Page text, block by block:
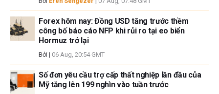
Forex hôm nay: Đồng USD tăng trước thềm
công bố báo cáo NFP khi rủi ro tại eo biển
Hormuz trở lại
Bởi | 06 Aug, 20:54 GMT
Số đơn yêu cầu trợ cấp thất nghiệp lần đầu của
Mỹ tăng lên 199 nghìn vào tuần trước